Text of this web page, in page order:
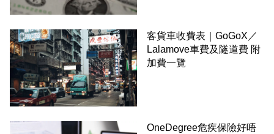
客貨車收費表｜GoGoX／
Lalamove車費及隧道費 附
加費一覽
OneDegree危疾保險好唔